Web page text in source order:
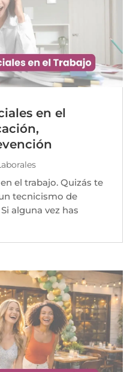
en el
el trabajo. Quizás te
tecnicismo de
alguna vez has